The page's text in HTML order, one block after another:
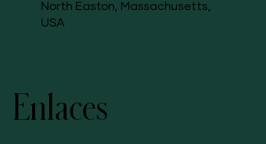
North Easton, Massachusetts,
USA
Enlaces